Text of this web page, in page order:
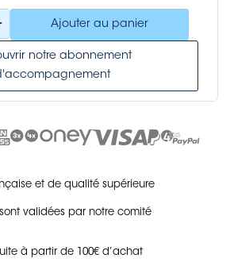
Ajouter au panier
notre abonnement
et de qualité supérieure
validées par notre comité
à partir de 100€ d’achat